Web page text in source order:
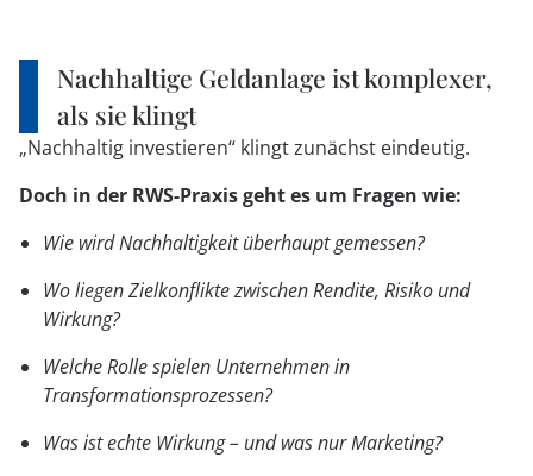
Nachhaltige Geldanlage ist komplexer,
als sie klingt
„Nachhaltig investieren“ klingt zunächst eindeutig.
Doch in der RWS-Praxis geht es um Fragen wie:
Wie wird Nachhaltigkeit überhaupt gemessen?
Wo liegen Zielkonflikte zwischen Rendite, Risiko und
Wirkung?
Welche Rolle spielen Unternehmen in
Transformationsprozessen?
Was ist echte Wirkung – und was nur Marketing?